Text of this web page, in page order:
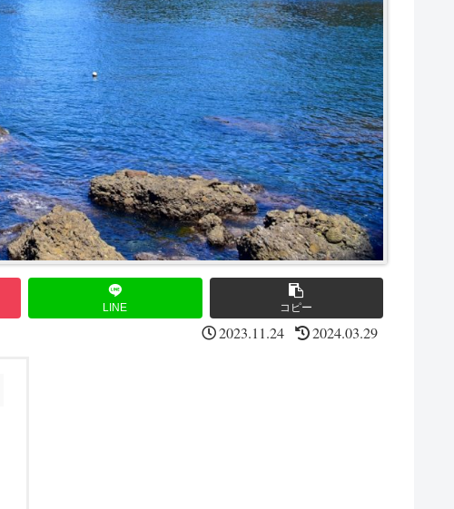
LINE コピー
2023.11.24 2024.03.29